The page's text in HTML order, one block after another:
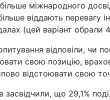
Фотобанк
Пресцентр
міжнародного
віддають перевагу
(цей варіант обрали
відповіли, чи
свою позицію,
відстоювати свою
засвідчили, що 29,1%